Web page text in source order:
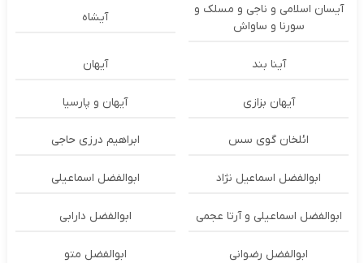
آیسان اسلامی و ناجی و مسلک و
سورنا و ساواش
آیشاه
آینا بند آیهان
آیهان بزازی آیهان و پارسیا
ائلخان گوی سس ابراهیم درزی حاجی
ابوالفضل اسماعیل نژاد ابوالفضل اسماعیلی
ابوالفضل اسماعیلی و آرتا عجمی ابوالفضل دارابی
ابوالفضل رضوانی ابوالفضل متو